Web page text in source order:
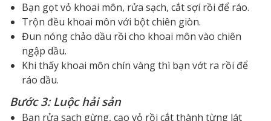
Bạn gọt vỏ khoai môn, rửa sạch, cắt sợi rồi để ráo.
Trộn đều khoai môn với bột chiên giòn.
Đun nóng chảo dầu rồi cho khoai môn vào chiên
ngập dầu.
Khi thấy khoai môn chín vàng thì bạn vớt ra rồi để
ráo dầu.
Bước 3: Luộc hải sản
Bạn rửa sạch gừng, cạo vỏ rồi cắt thành từng lát